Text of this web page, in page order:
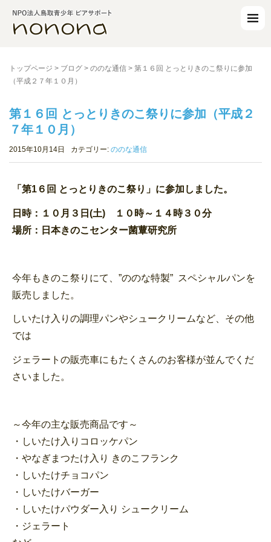
トップページ > ブログ > ののな通信 > 第１６回 とっとりきのこ祭りに参加
（平成２７年１０月）
第１６回 とっとりきのこ祭りに参加（平成２
７年１０月）
2015年10月14日 カテゴリー: ののな通信
「第1６回 とっとりきのこ祭り」に参加しました。
日時：１０月３日(土) １０時～１４時３０分
場所：日本きのこセンター菌蕈研究所
今年もきのこ祭りにて、”ののな特製” スペシャルパンを
販売しました。
しいたけ入りの調理パンやシュークリームなど、その他
では
ジェラートの販売車にもたくさんのお客様が並んでくだ
さいました。
～今年の主な販売商品です～
・しいたけ入りコロッケパン
・やなぎまつたけ入り きのこフランク
・しいたけチョコパン
・しいたけバーガー
・しいたけパウダー入り シュークリーム
・ジェラート